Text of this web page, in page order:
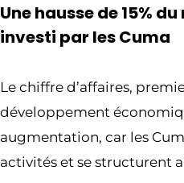
Une hausse de 15%
investi par les Cuma
Le chiffre d’affaires,
développement
augmentation, car les
activités et se structurent